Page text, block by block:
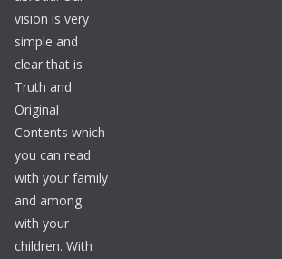
vision is very
simple and
clear that is
Truth and
Original
Contents which
you can read
with your family
and among
with your
children. With